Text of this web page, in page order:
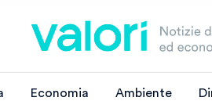
Economia Ambiente